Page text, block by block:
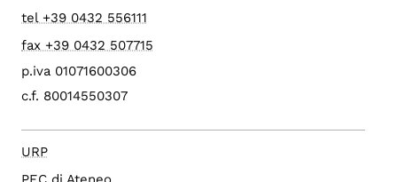
tel +39 0432 556111
fax +39 0432 507715
p.iva 01071600306
c.f. 80014550307
URP